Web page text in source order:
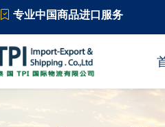
专业中国商品进口服务